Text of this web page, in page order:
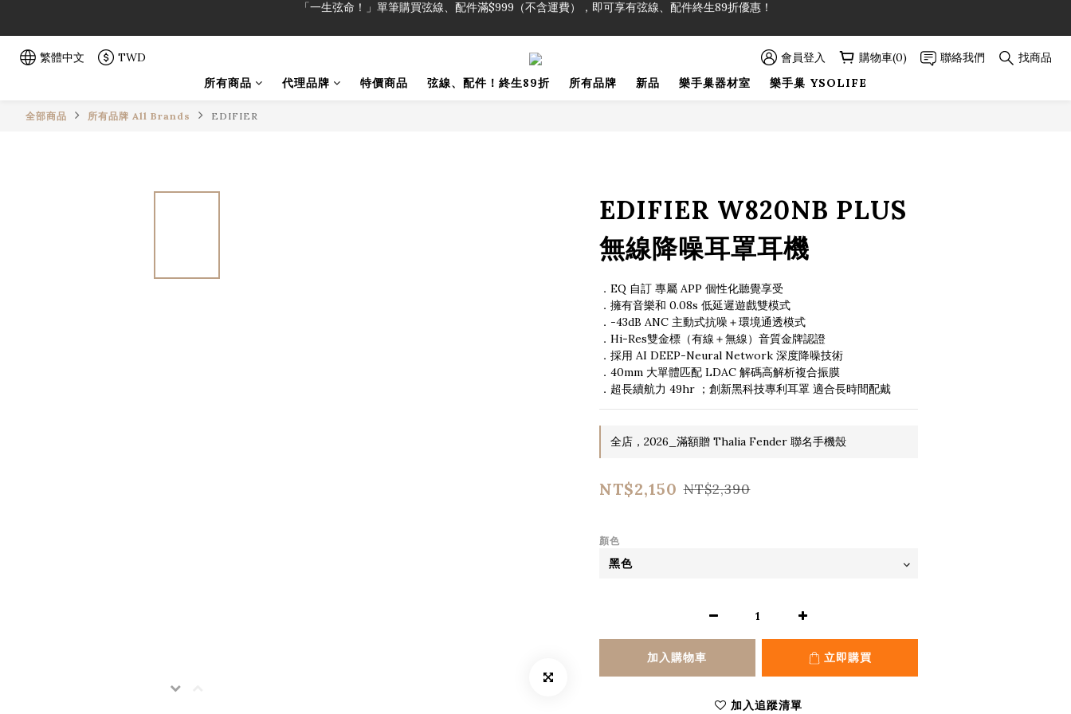
「一生弦命！」單筆購買弦線、配件滿$999（不含運費），即可享有弦線、配件終生89折優惠！
「一生弦命！」單筆購買弦線、配件滿$999（不含運費），即可享有弦線、配件終生89折優惠！
繁體中文 TWD 會員登入 購物車(0) 聯絡我們
找商品
所有商品
代理品牌 特價商品 弦線、配件！終生89折 所有品牌 新品 樂手巢器材室 樂手巢 YSOLIFE
全部商品 所有品牌 All Brands EDIFIER
EDIFIER W820NB PLUS
無線降噪耳罩耳機
．EQ 自訂 專屬 APP 個性化聽覺享受
．擁有音樂和 0.08s 低延遲遊戲雙模式
．-43dB ANC 主動式抗噪＋環境通透模式
．Hi-Res雙金標（有線＋無線）音質金牌認證
．採用 AI DEEP-Neural Network 深度降噪技術
．40mm 大單體匹配 LDAC 解碼高解析複合振膜
．超長續航力 49hr ；創新黑科技專利耳罩 適合長時間配戴
全店，2026_滿額贈 Thalia Fender 聯名手機殼
NT$2,150 NT$2,390
顏色
加入購物車 立即購買
加入追蹤清單